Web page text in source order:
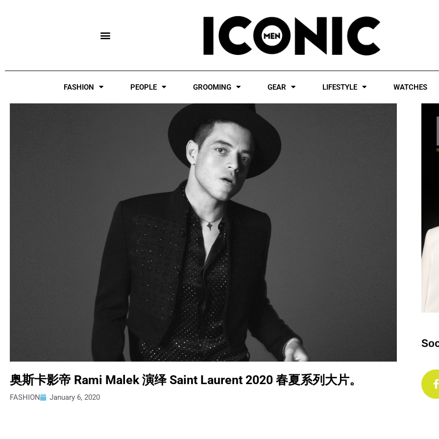
FASHION PEOPLE GROOMING GEAR LIFESTYLE WATCHES
奥斯卡影帝 Rami Malek 演绎 Saint Laurent 2020 春夏系列大片。
FASHION January 6, 2020
c